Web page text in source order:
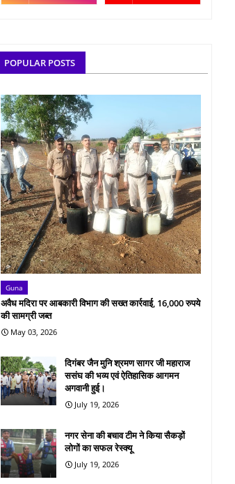
POPULAR POSTS
Guna
अवैध मदिरा पर आबकारी विभाग की सख्त कार्रवाई, 16,000 रुपये
की सामग्री जब्त
May 03, 2026
दिगंबर जैन मुनि श्रमण सागर जी महाराज
ससंघ की भव्य एवं ऐतिहासिक आगमन
अगवानी हुई।
July 19, 2026
नगर सेना की बचाव टीम ने किया सैकड़ों
लोगों का सफल रेस्क्यू
July 19, 2026